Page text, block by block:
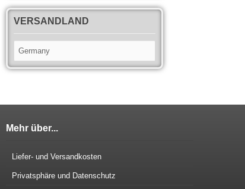
VERSANDLAND
Mehr über...
Liefer- und Versandkosten
Privatsphäre und Datenschutz